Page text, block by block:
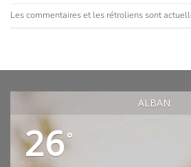
Les commentaires et les rétroliens sont
ALBAN
26°